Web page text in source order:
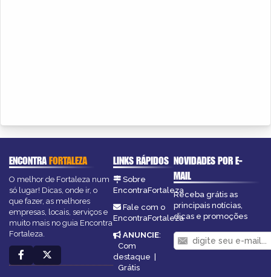
ENCONTRAFORTALEZA
O melhor de Fortaleza num
só lugar! Dicas, onde ir, o
que fazer, as melhores
empresas, locais, serviços e
muito mais no guia Encontra
Fortaleza.
LINKS RÁPIDOS
Sobre
EncontraFortaleza
Fale com o
EncontraFortaleza
ANUNCIE:
Com
destaque |
Grátis
NOVIDADES POR E-
MAIL
Receba grátis as
principais notícias,
dicas e promoções